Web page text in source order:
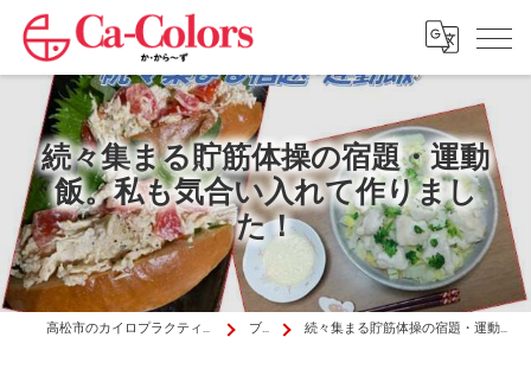
続々集まる貯筋体操の宿題・運動
飯。私も気合い入れて作りまし
た！
高松市のカイロプラクティックはか・から～ず施術院 ブログ 続々集まる貯筋体操の宿題・運動飯。私も気合い入れて作りました！